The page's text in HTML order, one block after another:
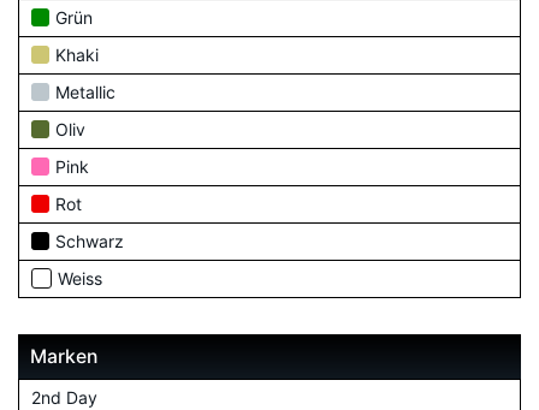
Grün
Khaki
Metallic
Oliv
Pink
Rot
Schwarz
Weiss
Marken
2nd Day